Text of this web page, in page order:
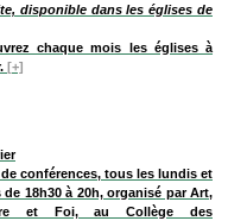
disponible dans les églises de
chaque mois les églises à
[+]
conférences, tous les lundis et
de 18h30 à 20h, organisé par Art,
et Foi, au Collège des